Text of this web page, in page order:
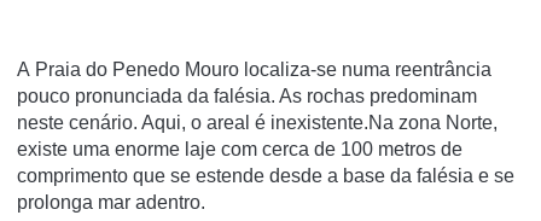
A Praia do Penedo Mouro localiza-se numa reentrância
pouco pronunciada da falésia. As rochas predominam
neste cenário. Aqui, o areal é inexistente.Na zona Norte,
existe uma enorme laje com cerca de 100 metros de
comprimento que se estende desde a base da falésia e se
prolonga mar adentro.